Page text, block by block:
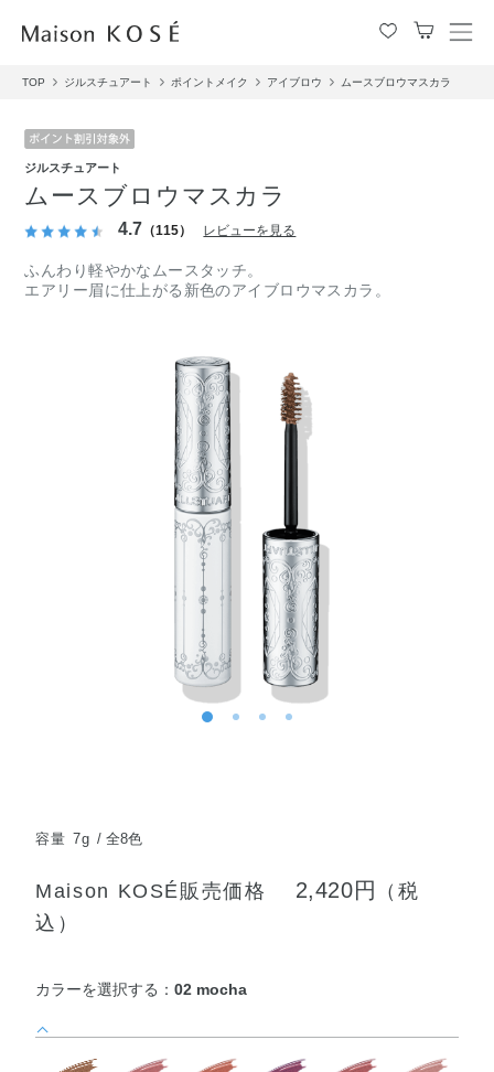
メ
TOP ジルスチュアート ポイントメイク アイブロウ ムースブロウマスカラ
ジルスチュアート
ムースブロウマスカラ
4.7 （115） レビューを見る
ふんわり軽やかなムースタッチ。
エアリー眉に仕上がる新色のアイブロウマスカラ。
容量 7g 全8色
Maison KOSÉ販売価格 2,420円
（税
込）
カラーを選択する：02 mocha